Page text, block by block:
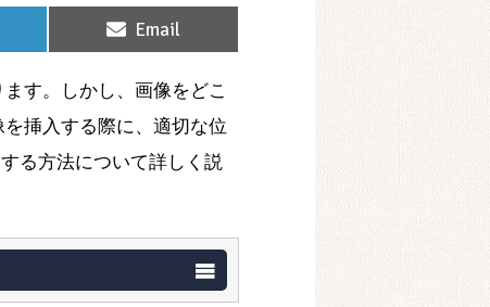
Share
on
Email
す。しかし、画像をどこ
挿入する際に、適切な位
る方法について詳しく説